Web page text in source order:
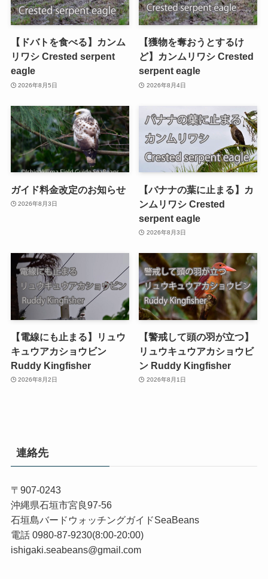
【ドバトを食べる】カンム
リワシ Crested serpent
eagle
2026年8月5日
【獲物を奪おうとするけ
ど】カンムリワシ Crested
serpent eagle
2026年8月4日
ガイド料金改定のお知らせ
2026年8月3日
【バナナの葉に止まる】カ
ンムリワシ Crested
serpent eagle
2026年8月3日
【電線にも止まる】リュウ
キュウアカショウビン
Ruddy Kingfisher
2026年8月2日
【警戒して頭の羽が立つ】
リュウキュウアカショウビ
ン Ruddy Kingfisher
2026年8月1日
連絡先
〒907-0243
沖縄県石垣市宮良97-56
石垣島バードウォッチングガイドSeaBeans
電話 0980-87-9230(8:00-20:00)
ishigaki.seabeans@gmail.com